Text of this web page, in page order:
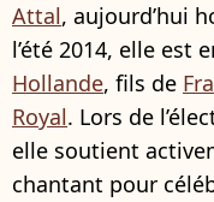
Attal, aujourd’hui
l’été 2014, elle est
Hollande, fils de
Royal. Lors de
elle soutient
chantant pour